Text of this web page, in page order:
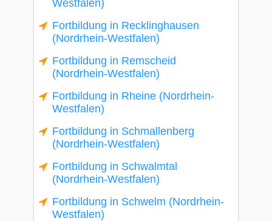
Westfalen)
Fortbildung in Recklinghausen
(Nordrhein-Westfalen)
Fortbildung in Remscheid
(Nordrhein-Westfalen)
Fortbildung in Rheine (Nordrhein-
Westfalen)
Fortbildung in Schmallenberg
(Nordrhein-Westfalen)
Fortbildung in Schwalmtal
(Nordrhein-Westfalen)
Fortbildung in Schwelm (Nordrhein-
Westfalen)